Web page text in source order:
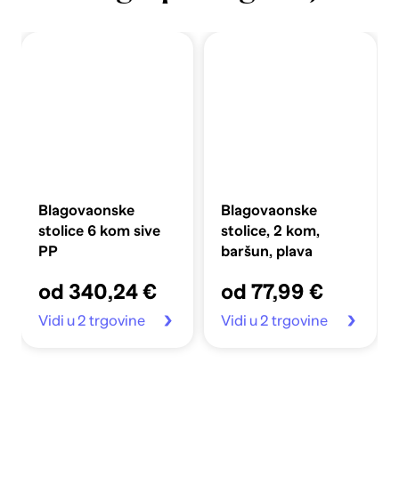
Blagovaonske
stolice 6 kom sive
PP
od 340,24 €
Vidi u 2 trgovine
Blagovaonske
stolice, 2 kom,
baršun, plava
od 77,99 €
Vidi u 2 trgovine